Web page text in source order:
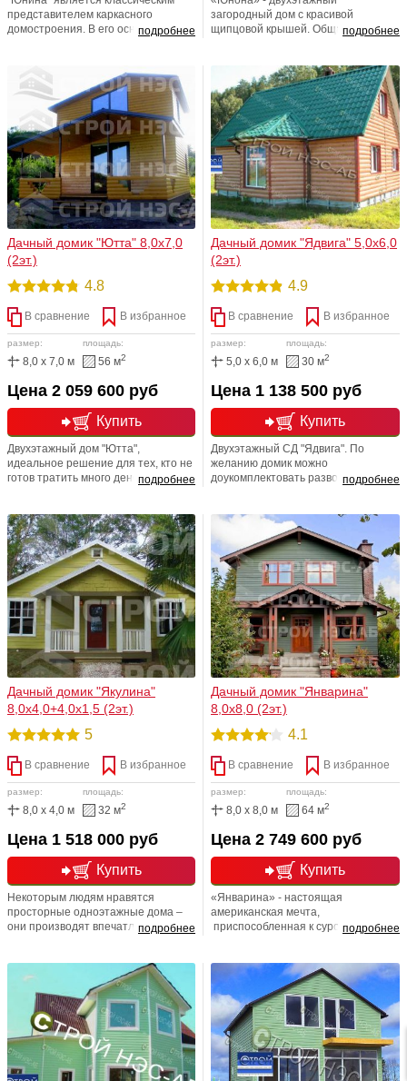
подробнее
представителем каркасного
домостроения. В его основе
сайдингом, а с другой - вагонкой, а
пустоты заполнены утеплителем
из минеральной ваты, что
обеспечивает хорошие теплоизол.
характеристики.
подробнее
загородный дом с красивой
щипцовой крышей. Общая площадь
он покажется вам просто огромным.
А еще в нем очень легко дышать:
каркасная конструкция с отделкой
из натуральной древесины
обеспечивает эффективный
газообмен, который невозможен в
бетонном многоквартирном доме.
Дачный домик "Ютта" 8,0х7,0
(2эт.)
4.8
В сравнение В избранное
размер:
8,0 x 7,0 м
площадь:
56 м2
Купить
Цена 2 059 600 руб
подробнее
Двухэтажный дом "Ютта",
идеальное решение для тех, кто не
готов тратить много денег и
Дачный домик "Ядвига" 5,0х6,0
(2эт.)
4.9
В сравнение В избранное
размер:
5,0 x 6,0 м
площадь:
30 м2
Купить
Цена 1 138 500 руб
подробнее
Двухэтажный СД "Ядвига". По
желанию домик можно
доукомплектовать разводкой
Дачный домик "Якулина"
8,0х4,0+4,0х1,5 (2эт.)
5
В сравнение В избранное
размер:
8,0 x 4,0 м
площадь:
32 м2
Купить
Цена 1 518 000 руб
подробнее
Некоторым людям нравятся
просторные одноэтажные дома –
они производят впечатление очень
в нем есть второй этаж, но
благодаря широкой двускатной
кровле дом выглядит очень
основательно и вместе с тем уютно.
Дачный домик "Январина"
8,0х8,0 (2эт.)
4.1
В сравнение В избранное
размер:
8,0 x 8,0 м
площадь:
64 м2
Купить
Цена 2 749 600 руб
подробнее
«Январина» - настоящая
американская мечта,
приспособленная к суровому
толщиной 150 мм обеспечивает
эффективное удержание тепла
зимой и прохладу в жаркие летние
месяцы. Каркас дома изготовлен из
прочного бруса с сечением 100 мм.
Это дом на долгие годы:
переселившись в него, вы едва ли
захотите куда-либо уезжать.